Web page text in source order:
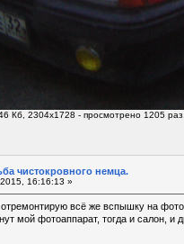
Кб, 2304x1728 - просмотрено 1205
чистокровного немца.
16:16:13 »
всё же вспышку на
мой фотоаппарат, тогда и салон, и